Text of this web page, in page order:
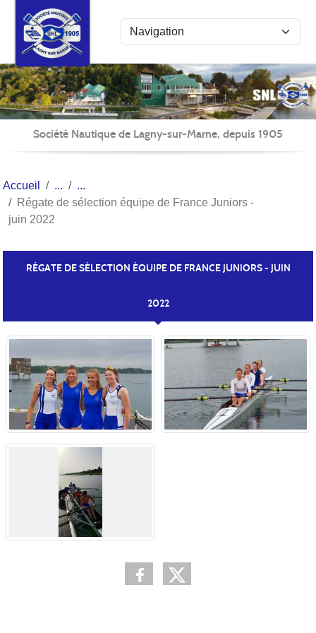
Société Nautique de Lagny-sur-Marne, depuis 1905
Accueil
Régate de sélection équipe de France Juniors -
juin 2022
RÉGATE DE SÉLECTION ÉQUIPE DE FRANCE JUNIORS - JUIN
2022
Panneau de gestion des cookies